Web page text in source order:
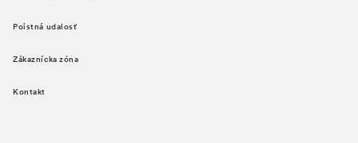
Poistná udalosť
Zákaznícka zóna
Kontakt